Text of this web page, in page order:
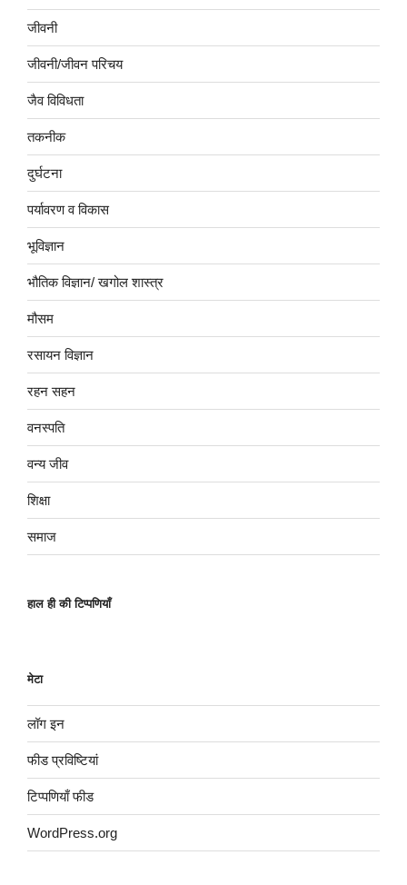
जीवनी
जीवनी/जीवन परिचय
जैव विविधता
तकनीक
दुर्घटना
पर्यावरण व विकास
भूविज्ञान
भौतिक विज्ञान/ खगोल शास्त्र
मौसम
रसायन विज्ञान
रहन सहन
वनस्पति
वन्य जीव
शिक्षा
समाज
हाल ही की टिप्पणियाँ
मेटा
लॉग इन
फीड प्रविष्टियां
टिप्पणियाँ फीड
WordPress.org